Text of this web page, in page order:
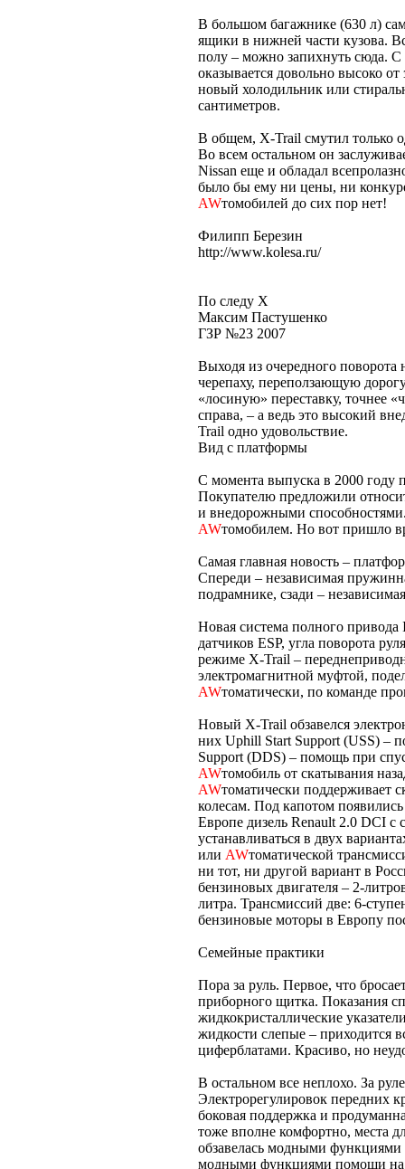
В большом багажнике (630 л)
ящики в нижней части кузова.
полу – можно запихнуть сюда. С
оказывается довольно высоко
новый холодильник или
сантиметров.
В общем, X-Trail смутил только
Во всем остальном он
Nissan еще и обладал
было бы ему ни цены, ни
AWтомобилей до сих пор нет!
Филипп Березин
http://www.kolesa.ru/
По следу X
Максим Пастушенко
ГЗР №23 2007
Выходя из очередного
черепаху, переползающую
«лосиную» переставку, точнее
справа, – а ведь это высокий
Trail одно удовольствие.
Вид с платформы
С момента выпуска в 2000 году
Покупателю предложили
и внедорожными
AWтомобилем. Но вот пришло
Самая главная новость –
Спереди – независимая
подрамнике, сзади –
Новая система полного
датчиков ESP, угла поворота
режиме X-Trail –
электромагнитной муфтой,
AWтоматически, по команде
Новый X-Trail обзавелся
них Uphill Start Support (USS) –
Support (DDS) – помощь при
AWтомобиль от скатывания
AWтоматически поддерживает
колесам. Под капотом
Европе дизель Renault 2.0 DCI
устанавливаться в двух
или AWтоматической
ни тот, ни другой вариант в
бензиновых двигателя – 2-
литра. Трансмиссий две: 6-
бензиновые моторы в Европу
Семейные практики
Пора за руль. Первое, что
приборного щитка. Показания
жидкокристаллические
жидкости слепые – приходится
циферблатами. Красиво, но
В остальном все неплохо. За
Электрорегулировок передних
боковая поддержка и
тоже вполне комфортно, места
обзавелась модными
модными функциями помощи на